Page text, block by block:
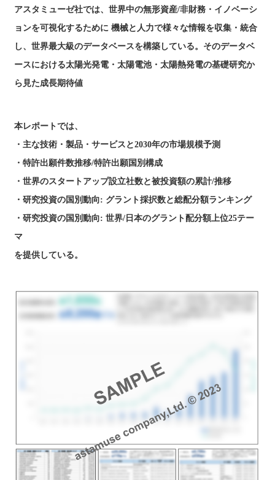
アスタミューゼ社では、世界中の無形資産/非財務・イノベーシ
ョンを可視化するために 機械と人力で様々な情報を収集・統合
し、世界最大級のデータベースを構築している。そのデータベ
ースにおける太陽光発電・太陽電池・太陽熱発電の基礎研究か
ら見た成長期待値
本レポートでは、
・主な技術・製品・サービスと2030年の市場規模予測
・特許出願件数推移/特許出願国別構成
・世界のスタートアップ設立社数と被投資額の累計/推移
・研究投資の国別動向: グラント採択数と総配分額ランキング
・研究投資の国別動向: 世界/日本のグラント配分額上位25テー
マ
を提供している。